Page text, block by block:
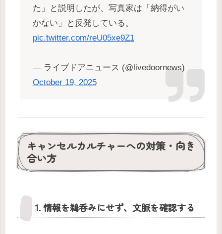
た」と説明したが、写真家は「納得がい
かない」と反発している。
pic.twitter.com/reU05xe9Z1
— ライブドアニュース (@livedoornews)
October 19, 2025
キャンセルカルチャーへの対策・向き
合い方
1. 情報を鵜呑みにせず、文脈を確認する